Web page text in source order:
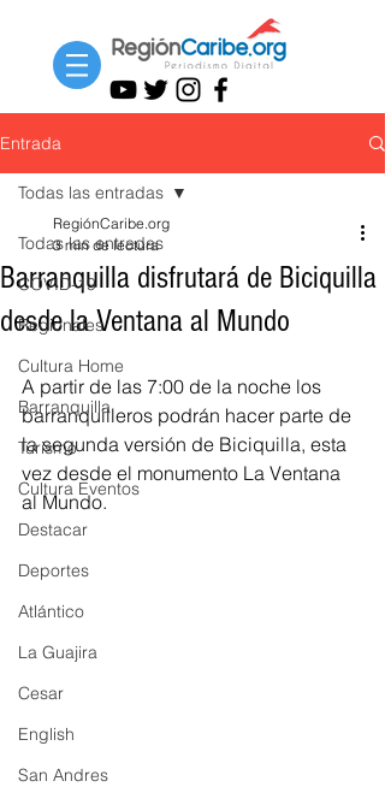
Entrada
Todas las entradas
COVID-19
Regionales
Cultura Home
Barranquilla
Turismo
Cultura Eventos
Destacar
Deportes
Atlántico
La Guajira
Cesar
English
San Andres
Todas las entradas
Barranquilla disfrutará de Biciquilla
desde la Ventana al Mundo
RegiónCaribe.org
3 min de lectura
A partir de las 7:00 de la noche los
barranquilleros podrán hacer parte de
la segunda versión de Biciquilla, esta
vez desde el monumento La Ventana
al Mundo.